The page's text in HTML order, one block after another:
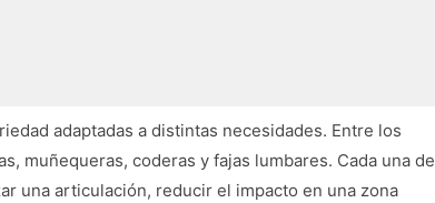
adaptadas a distintas necesidades. Entre los
muñequeras, coderas y fajas lumbares. Cada una de
una articulación, reducir el impacto en una zona